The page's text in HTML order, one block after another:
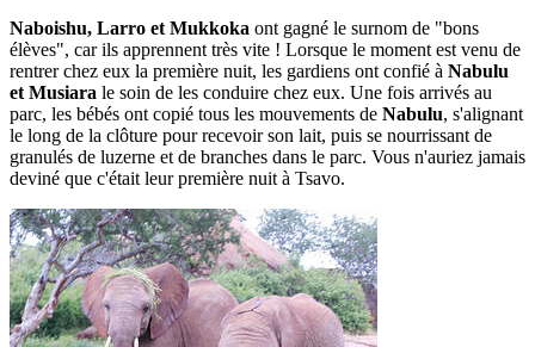
Naboishu, Larro et Mukkoka ont gagné le surnom de "bons
élèves", car ils apprennent très vite ! Lorsque le moment est venu de
rentrer chez eux la première nuit, les gardiens ont confié à Nabulu
et Musiara le soin de les conduire chez eux. Une fois arrivés au
parc, les bébés ont copié tous les mouvements de Nabulu, s'alignant
le long de la clôture pour recevoir son lait, puis se nourrissant de
granulés de luzerne et de branches dans le parc. Vous n'auriez jamais
deviné que c'était leur première nuit à Tsavo.